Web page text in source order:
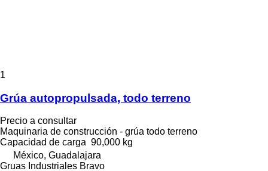
1
Grúa autopropulsada, todo terreno
Precio a consultar
Maquinaria de construcción - grúa todo terreno
Capacidad de carga 90,000 kg
México, Guadalajara
Gruas Industriales Bravo